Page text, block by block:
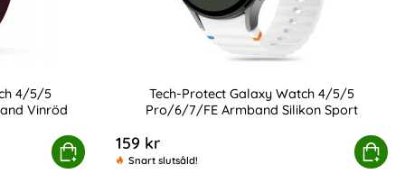
4/5/5
Vinröd
Köp
4/5/5 Pro/6/7/FE Armband Iconband Vinröd
Tech-Protect Galaxy Watch 4/5/5
Pro/6/7/FE Armband Silikon Sport
159 kr
Snart slutsåld!
Köp
Tech-Protect Galaxy Watch 4/5/5